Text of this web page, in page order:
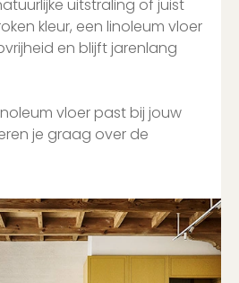
uitstraling of juist
kleur, een linoleum vloer
en blijft jarenlang
vloer past bij jouw
je graag over de